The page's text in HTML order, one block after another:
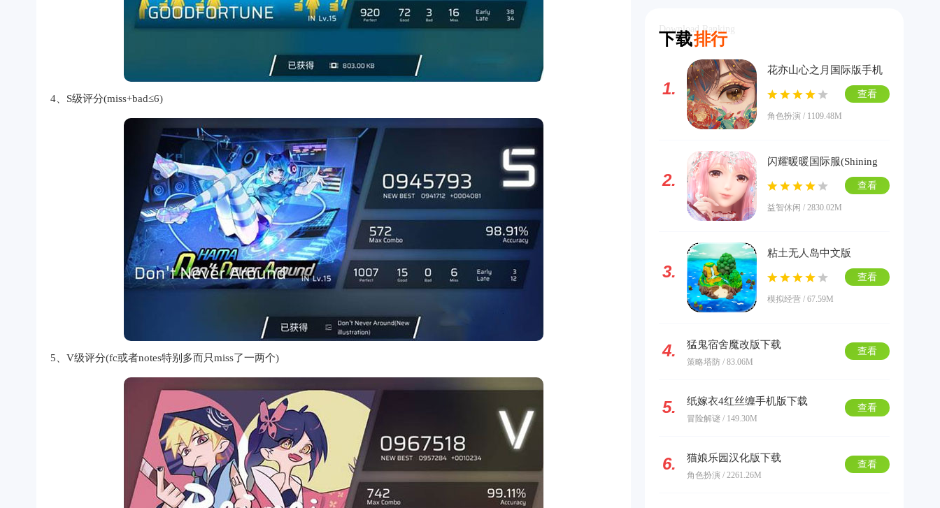
4、S级评分(miss+bad≤6)
5、V级评分(fc或者notes特别多而只miss了一两个)
下载排行
Download Ranking
1.
花亦山心之月国际版手机
版下载
角色扮演 / 1109.48M
查看
2.
闪耀暖暖国际服(Shining
Nikki)下载
益智休闲 / 2830.02M
查看
3.
粘土无人岛中文版
模拟经营 / 67.59M
查看
4. 猛鬼宿舍魔改版下载
策略塔防 / 83.06M
查看
5. 纸嫁衣4红丝缠手机版下载
冒险解谜 / 149.30M
查看
6. 猫娘乐园汉化版下载
角色扮演 / 2261.26M
查看